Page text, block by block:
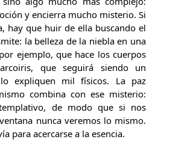
y encierra mucho misterio. Si
hay que huir de ella buscando el
la belleza de la niebla en una
ejemplo, que hace los cuerpos
que seguirá siendo un
expliquen mil físicos. La paz
combina con ese misterio:
de modo que si nos
nunca veremos lo mismo.
para acercarse a la esencia.